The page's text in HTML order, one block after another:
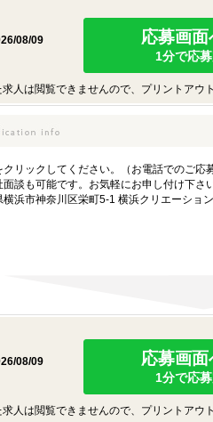
08/09
応募画
1分で応
人は閲覧できませんので、プリントアウ
クリックしてください。（お電話でのご
談も可能です。お気軽にお申し付け下さい
横浜市神奈川区栄町5-1 横浜クリエーショ
08/09
応募画
1分で応
人は閲覧できませんので、プリントアウ